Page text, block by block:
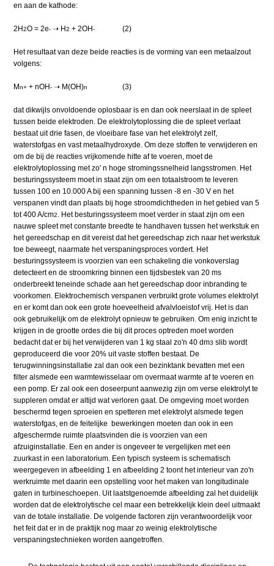
en aan de kathode:
2H2O = 2e- ➝ H2 + 2OH- (2)
Het resultaat van deze beide reacties is de vorming van een metaalzout
volgens:
Mn+ + nOH- ➝ M(OH)n (3)
dat dikwijls onvoldoende oplosbaar is en dan ook neerslaat in de spleet
tussen beide elektroden. De elektrolytoplossing die de spleet verlaat
bestaat uit drie fasen, de vloeibare fase van het elektrolyt zelf,
waterstofgas en vast metaalhydroxyde. Om deze stoffen te verwijderen en
om de bij de reacties vrijkomende hitte af te voeren, moet de
elektrolytoplossing met zo' n hoge stromingssnelheid langsstromen. Het
besturingssysteem moet in staat zijn om een totaalstroom te leveren
tussen 100 en 10.000 A bij een spanning tussen -8 en -30 V en het
verspanen vindt dan plaats bij hoge stroomdichtheden in het gebied van 5
tot 400 A/cm2. Het besturingssysteem moet verder in staat zijn om een
nauwe spleet met constante breedte te handhaven tussen het werkstuk en
het gereedschap en dit vereist dat het gereedschap zich naar het werkstuk
toe beweegt, naarmate het verspaningsproces vordert. Het
besturingssysteem is voorzien van een schakeling die vonkoverslag
detecteert en de stroomkring binnen een tijdsbestek van 20 ms
onderbreekt teneinde schade aan het gereedschap door inbranding te
voorkomen. Elektrochemisch verspanen verbruikt grote volumes elektrolyt
en er komt dan ook een grote hoeveelheid afvalvloeistof vrij. Het is dan
ook gebruikelijk om de elektrolyt opnieuw te gebruiken. Om enig inzicht te
krijgen in de grootte ordes die bij dit proces optreden moet worden
bedacht dat er bij het verwijderen van 1 kg staal zo'n 40 dm3 slib wordt
geproduceerd die voor 20% uit vaste stoffen bestaat. De
terugwinningsinstallatie zal dan ook een bezinktank bevatten met een
filter alsmede een warmtewisselaar om overmaat warmte af te voeren en
een pomp. Er zal ook een doseerpunt aanwezig zijn om verse elektrolyt te
suppleren omdat er altijd wat verloren gaat. De omgeving moet worden
beschermd tegen sproeien en spetteren met elektrolyt alsmede tegen
waterstofgas, en de feitelijke bewerkingen moeten dan ook in een
afgeschermde ruimte plaatsvinden die is voorzien van een
afzuiginstallatie. Een en ander is ongeveer te vergelijken met een
zuurkast in een laboratorium. Een typisch systeem is schematisch
weergegeven in afbeelding 1 en afbeelding 2 toont het interieur van zo'n
werkruimte met daarin een opstelling voor het maken van longitudinale
gaten in turbineschoepen. Uit laatstgenoemde afbeelding zal het duidelijk
worden dat de elektrolytische cel maar een betrekkelijk klein deel uitmaakt
van de totale installatie. De volgende factoren zijn verantwoordelijk voor
het feit dat er in de praktijk nog maar zo weinig elektrolytische
verspaningstechnieken worden aangetroffen.